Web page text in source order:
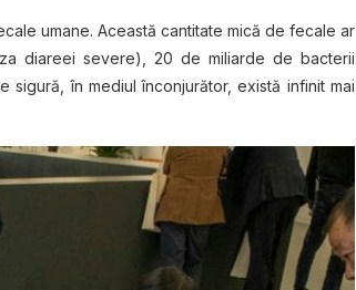
umane. Această cantitate mică de fecale ar
diareei severe), 20 de miliarde de bacterii
în mediul înconjurător, există infinit mai